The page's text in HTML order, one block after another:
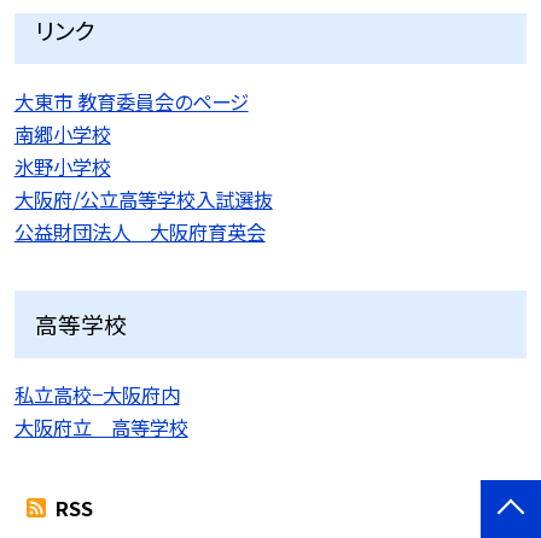
リンク
大東市 教育委員会のページ
南郷小学校
氷野小学校
大阪府/公立高等学校入試選抜
公益財団法人 大阪府育英会
高等学校
私立高校−大阪府内
大阪府立 高等学校
RSS